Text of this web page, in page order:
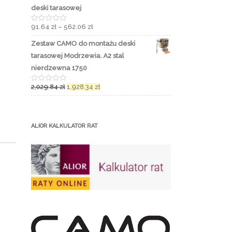
0
n
a
5
deski tarasowej
O
c
e
n
i
n
o
0
n
91.64 zł – 562.06 zł
Zestaw CAMO do montażu deski
tarasowej Modrzewia. A2 stal
nierdzewna 1750
O
c
n
n
a
5
2,029.84zł 1,928.34 zł
ALIOR KALKULATOR RAT